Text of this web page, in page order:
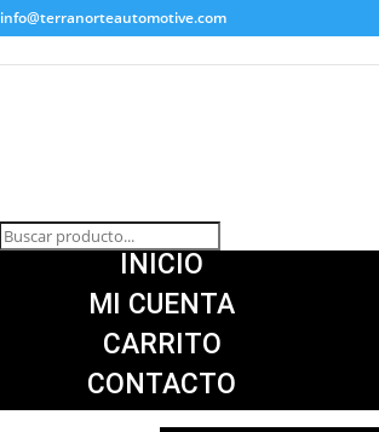
info@terranorteautomotive.com
INICIO
MI CUENTA
CARRITO
CONTACTO